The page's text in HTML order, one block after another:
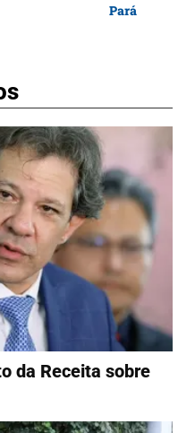
Pará
da Receita sobre